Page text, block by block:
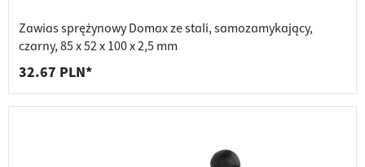
Zawias sprężynowy Domax ze stali, samozamykający,
czarny, 85 x 52 x 100 x 2,5 mm
32.67 PLN*